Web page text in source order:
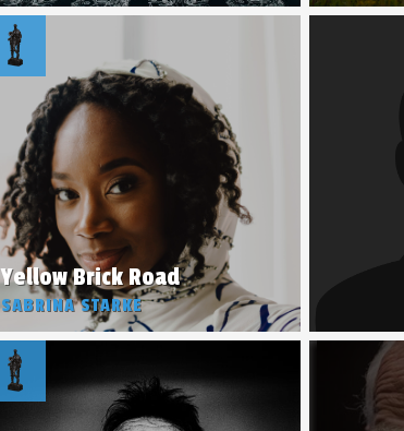
Yellow Brick Road
SABRINA STARKE